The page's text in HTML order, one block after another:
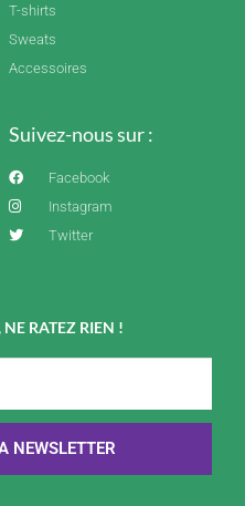
T-shirts
Sweats
Accessoires
Suivez-nous sur :
Facebook
Instagram
Twitter
RATEZ RIEN !
NEWSLETTER